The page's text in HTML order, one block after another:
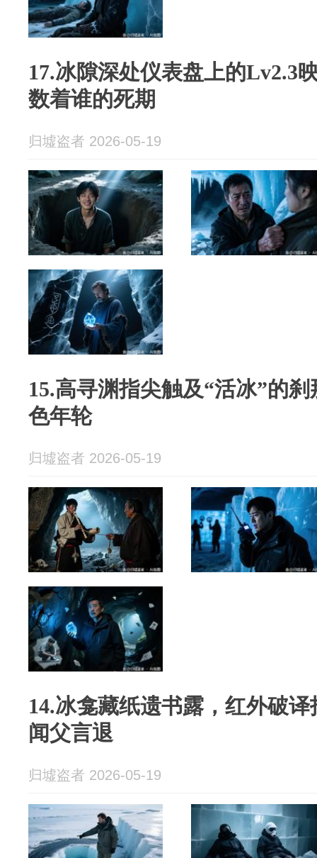
17.冰隙深处仪表盘上的Lv2.3
数着谁的死期
归墟盗者 2026-05-19
15.高寻渊指尖触及“活冰”的
色年轮
归墟盗者 2026-05-19
14.冰龛藏纸遗书露，红外破
闻父言退
归墟盗者 2026-05-19